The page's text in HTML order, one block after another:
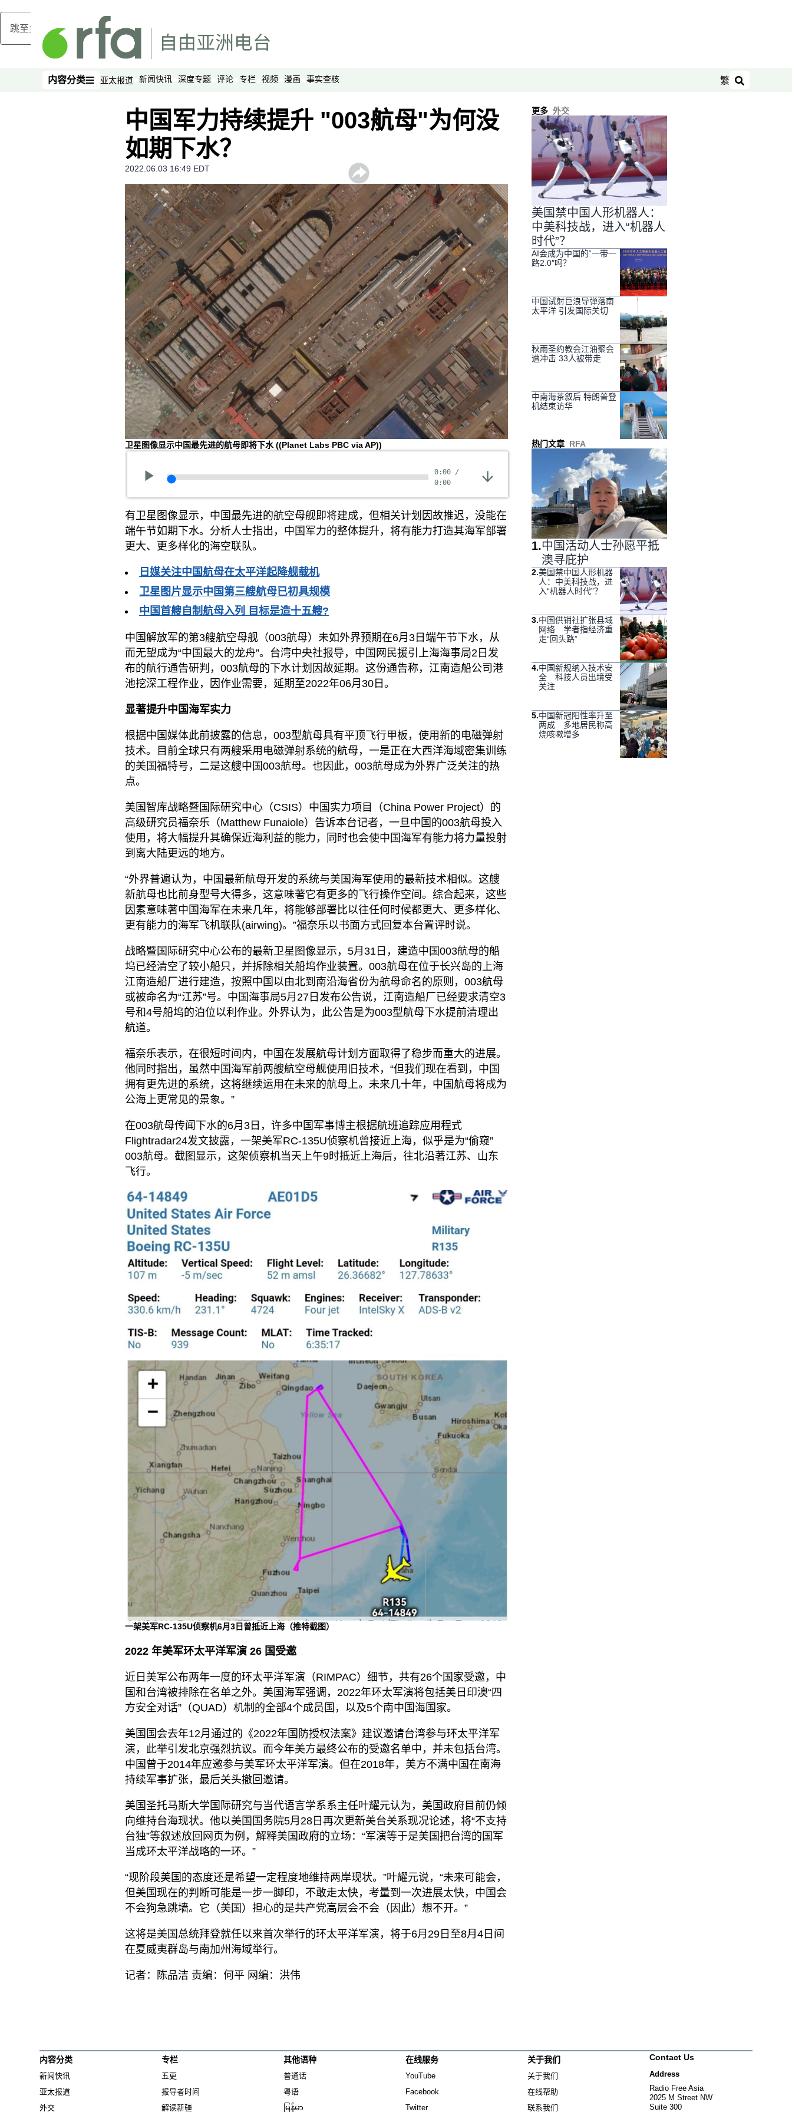
跳至主内容
内容分类
内容分类 亚太报道 新闻快讯 深度专题 评论 专栏 视频 漫画 事实查核 繁
搜索
中国军力持续提升 "003航母"为何没
如期下水？
2022.06.03 16:49 EDT
卫星图像显示中国最先进的航母即将下水 ((Planet Labs PBC via AP))
0:00 /
0:00
有卫星图像显示，中国最先进的航空母舰即将建成，但相关计划因故推迟，没能在
端午节如期下水。分析人士指出，中国军力的整体提升，将有能力打造其海军部署
更大、更多样化的海空联队。
日媒关注中国航母在太平洋起降舰载机
卫星图片显示中国第三艘航母已初具规模
中国首艘自制航母入列 目标是造十五艘?
中国解放军的第3艘航空母舰（003航母）未如外界预期在6月3日端午节下水，从
而无望成为“中国最大的龙舟”。台湾中央社报导，中国网民援引上海海事局2日发
布的航行通告研判，003航母的下水计划因故延期。这份通告称，江南造船公司港
池挖深工程作业，因作业需要，延期至2022年06月30日。
显著提升中国海军实力
根据中国媒体此前披露的信息，003型航母具有平顶飞行甲板，使用新的电磁弹射
技术。目前全球只有两艘采用电磁弹射系统的航母，一是正在大西洋海域密集训练
的美国福特号，二是这艘中国003航母。也因此，003航母成为外界广泛关注的热
点。
美国智库战略暨国际研究中心（CSIS）中国实力项目（China Power Project）的
高级研究员福奈乐（Matthew Funaiole）告诉本台记者，一旦中国的003航母投入
使用，将大幅提升其确保近海利益的能力，同时也会使中国海军有能力将力量投射
到离大陆更远的地方。
“外界普遍认为，中国最新航母开发的系统与美国海军使用的最新技术相似。这艘
新航母也比前身型号大得多，这意味著它有更多的飞行操作空间。综合起来，这些
因素意味著中国海军在未来几年，将能够部署比以往任何时候都更大、更多样化、
更有能力的海军飞机联队(airwing)。”福奈乐以书面方式回复本台置评时说。
战略暨国际研究中心公布的最新卫星图像显示，5月31日，建造中国003航母的船
坞已经清空了较小船只，并拆除相关船坞作业装置。003航母在位于长兴岛的上海
江南造船厂进行建造，按照中国以由北到南沿海省份为航母命名的原则，003航母
或被命名为“江苏”号。中国海事局5月27日发布公告说，江南造船厂已经要求清空3
号和4号船坞的泊位以利作业。外界认为，此公告是为003型航母下水提前清理出
航道。
福奈乐表示，在很短时间内，中国在发展航母计划方面取得了稳步而重大的进展。
他同时指出，虽然中国海军前两艘航空母舰使用旧技术，“但我们现在看到，中国
拥有更先进的系统，这将继续运用在未来的航母上。未来几十年，中国航母将成为
公海上更常见的景象。”
在003航母传闻下水的6月3日，许多中国军事博主根据航班追踪应用程式
Flightradar24发文披露，一架美军RC-135U侦察机曾接近上海，似乎是为“偷窥”
003航母。截图显示，这架侦察机当天上午9时抵近上海后，往北沿著江苏、山东
飞行。
一架美军RC-135U侦察机6月3日曾抵近上海（推特截图）
2022 年美军环太平洋军演 26 国受邀
近日美军公布两年一度的环太平洋军演（RIMPAC）细节，共有26个国家受邀，中
国和台湾被排除在名单之外。美国海军强调，2022年环太军演将包括美日印澳“四
方安全对话”（QUAD）机制的全部4个成员国，以及5个南中国海国家。
美国国会去年12月通过的《2022年国防授权法案》建议邀请台湾参与环太平洋军
演，此举引发北京强烈抗议。而今年美方最终公布的受邀名单中，并未包括台湾。
中国曾于2014年应邀参与美军环太平洋军演。但在2018年，美方不满中国在南海
持续军事扩张，最后关头撤回邀请。
美国圣托马斯大学国际研究与当代语言学系系主任叶耀元认为，美国政府目前仍倾
向维持台海现状。他以美国国务院5月28日再次更新美台关系现况论述，将“不支持
台独”等叙述放回网页为例，解释美国政府的立场：“军演等于是美国把台湾的国军
当成环太平洋战略的一环。”
“现阶段美国的态度还是希望一定程度地维持两岸现状。”叶耀元说，“未来可能会，
但美国现在的判断可能是一步一脚印，不敢走太快，考量到一次进展太快，中国会
不会狗急跳墙。它（美国）担心的是共产党高层会不会（因此）想不开。”
这将是美国总统拜登就任以来首次举行的环太平洋军演，将于6月29日至8月4日间
在夏威夷群岛与南加州海域举行。
记者：陈品洁 责编：何平 网编：洪伟
更多 外交
美国禁中国人形机器人：
中美科技战，进入“机器人
时代”？
AI会成为中国的“一带一
路2.0″吗？
中国试射巨浪导弹落南
太平洋 引发国际关切
秋雨圣约教会江油聚会
遭冲击 33人被带走
中南海茶叙后 特朗普登
机结束访华
热门文章 RFA
1.中国活动人士孙愿平抵
澳寻庇护
2.美国禁中国人形机器
人：中美科技战，进
入“机器人时代”？
3.中国供销社扩张县域
网络 学者指经济重
走“回头路”
4.中国新规纳入技术安
全 科技人员出境受
关注
5.中国新冠阳性率升至
两成 多地居民称高
烧咳嗽增多
内容分类
新闻快讯
亚太报道
外交
专栏
五更
报导者时间
解读新疆
其他语种
普通话
粤语
မြန်မာ
在线服务
YouTube
Facebook
Twitter
关于我们
关于我们
在线帮助
联系我们
Contact Us
Address
Radio Free Asia
2025 M Street NW
Suite 300